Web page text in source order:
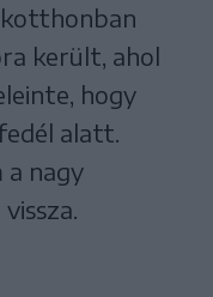
került, ahol
hogy
alatt.
a nagy